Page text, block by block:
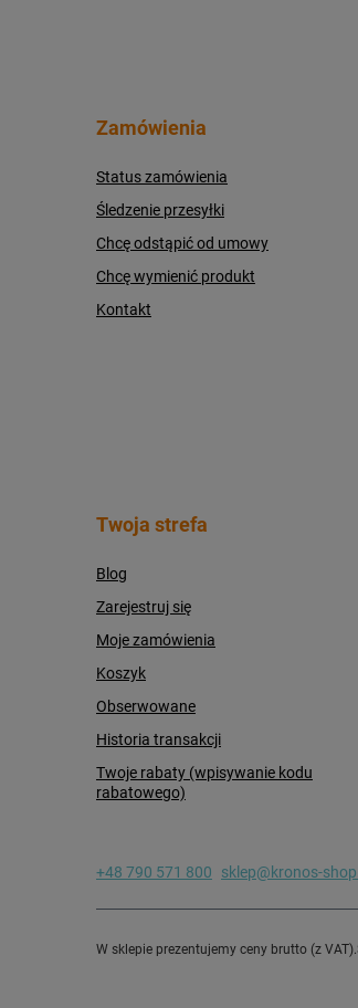
Zamówienia
Status zamówienia
Śledzenie przesyłki
Chcę odstąpić od umowy
Chcę wymienić produkt
Kontakt
Twoja strefa
Blog
Zarejestruj się
Moje zamówienia
Koszyk
Obserwowane
Historia transakcji
Twoje rabaty (wpisywanie kodu
rabatowego)
+48 790 571 800 sklep@kronos-
W sklepie prezentujemy ceny brutto (z VAT).